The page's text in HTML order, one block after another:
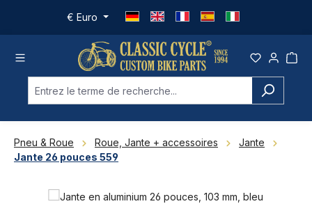
Passer au contenu principal
€ Euro
Pneu & Roue Roue, Jante + accessoires
Jante
Jante 26 pouces 559
Ignorer la galerie d'images